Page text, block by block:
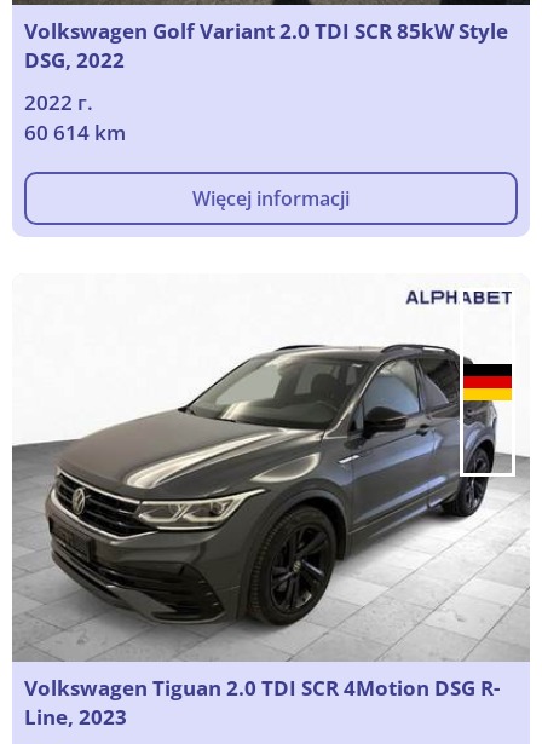
Volkswagen Golf Variant 2.0 TDI SCR 85kW Style
DSG, 2022
2022 г.
60 614 km
Więcej informacji
Volkswagen Tiguan 2.0 TDI SCR 4Motion DSG R-
Line, 2023